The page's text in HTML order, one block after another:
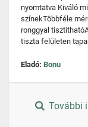
nyomtatva Kiváló
színekTöbbféle
ronggyal
tiszta felületen
Eladó: Bonu
További